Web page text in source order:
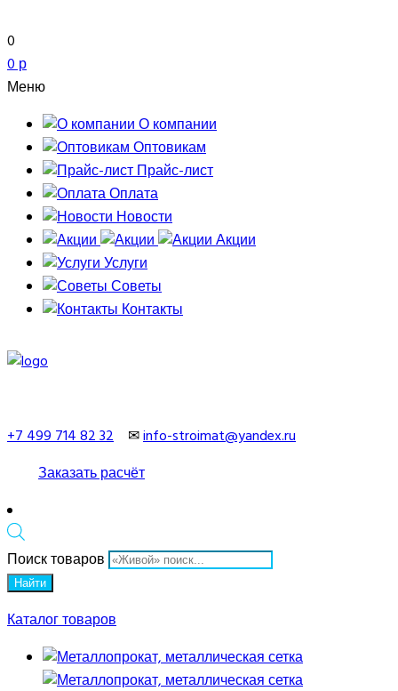
0
0 р
Меню
О компании
Оптовикам
Прайс-лист
Оплата
Новости
Акции
Услуги
Советы
Контакты
+7 499 714 82 32 ✉info-stroimat@yandex.ru
Заказать расчёт
Поиск товаров
Найти
Каталог товаров